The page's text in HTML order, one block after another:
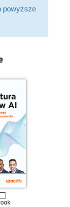
powyższe